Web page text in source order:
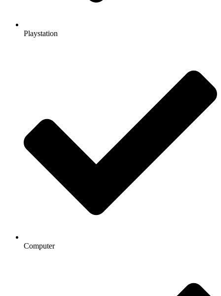
Playstation
Computer